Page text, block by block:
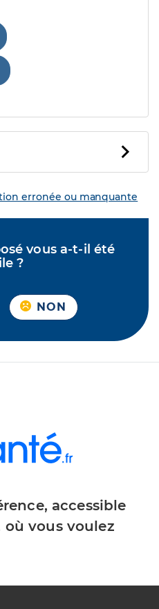
erronée ou manquante
vous a-t-il été
?
NON
accessible
vous voulez